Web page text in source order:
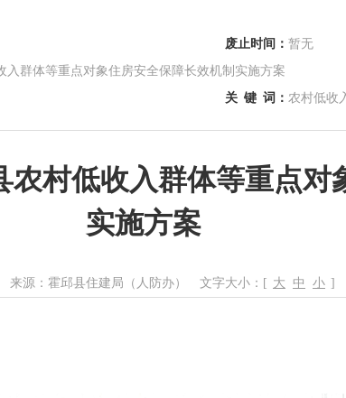
废止时间： 暂无
入群体等重点对象住房安全保障长效机制实施方案
关 键 词： 农村低收
农村低收入群体等重点
实施方案
来源：霍邱县住建局（人防办） 文字大小：[ 大 中 小 ]